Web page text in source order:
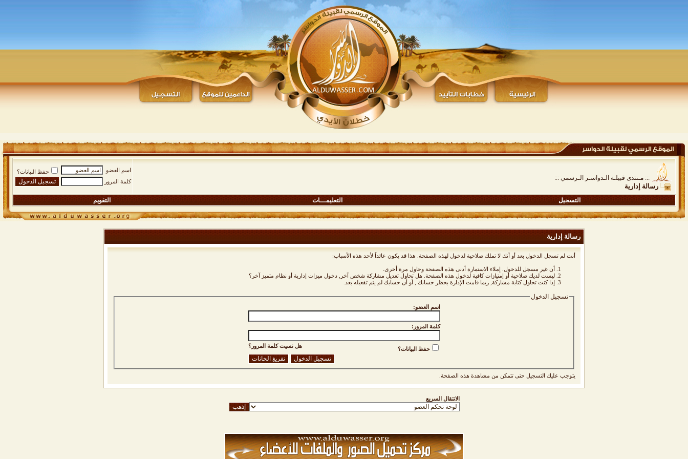
::: مـنتدى قبيلـة الـدواسـر الـرسمي :::
رسالة إدارية
اسم العضو
حفظ البيانات؟
كلمة المرور
التسجيل التعليمـــات التقويم
رسالة إدارية
أنت لم تسجل الدخول بعد أو أنك لا تملك صلاحية لدخول لهذه الصفحة. هذا قد يكون عائداً لأحد هذه الأسباب:
أن غير مسجل للدخول. إملاء الاستمارة أدنى هذه الصفحة وحاول مرة أخرى.
ليست لديك صلاحية أو إمتيازات كافية لدخول هذه الصفحة. هل تحاول تعديل مشاركة شخص آخر, دخول ميزات إدارية أو نظام متميز آخر؟
إذا كنت تحاول كتابة مشاركة, ربما قامت الإدارة بحظر حسابك , أو أن حسابك لم يتم تفعيله بعد.
تسجيل الدخول
اسم العضو:
كلمة المرور:
هل نسيت كلمة المرور؟ حفظ البيانات؟
يتوجب عليك التسجيل حتى تتمكن من مشاهدة هذه الصفحة.
الانتقال السريع